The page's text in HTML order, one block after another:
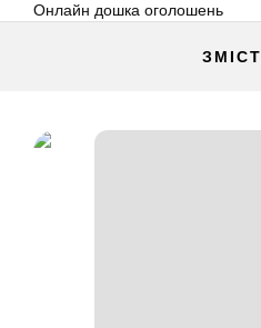
Онлайн дошка оголошень
ЗМІСТ